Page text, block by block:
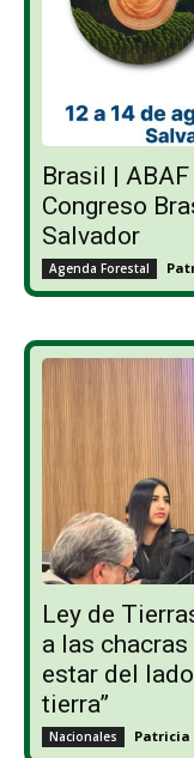
Brasil |
Congreso
Salvador
Agenda Forestal
Ley de
a las
estar del
tierra”
Nacionales Patricia